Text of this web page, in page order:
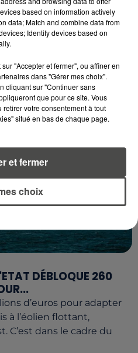
QUE FAIRE DANS
l’Ouest. RCA vous a
de sortie pour ce début
DÉBLOQUE 260
d’euros pour adapter
à l’éolien flottant,
C’est dans le cadre du
based on information actively
data; Match and combine data from
Identify devices based on
"Accepter et fermer", ou affiner en
dans "Gérer mes choix".
cliquant sur "Continuer sans
que pour ce site. Vous
votre consentement à tout
situé en bas de chaque page.
choix
et fermer